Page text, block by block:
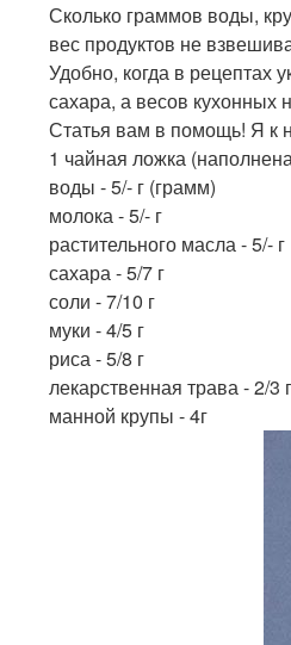
Сколько граммов воды,
вес продуктов не
Удобно, когда в рецептах
сахара, а весов кухонных
Статья вам в помощь! Я к
1 чайная ложка
воды - 5/- г (грамм)
молока - 5/- г
растительного масла - 5/- г
сахара - 5/7 г
соли - 7/10 г
муки - 4/5 г
риса - 5/8 г
лекарственная трава - 2/3
манной крупы - 4г